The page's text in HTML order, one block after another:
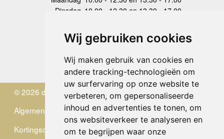
Wij gebruiken cookies
Wij maken gebruik van cookies en
andere tracking-technologieën om
uw surfervaring op onze website te
verbeteren, om gepersonaliseerde
inhoud en advertenties te tonen, om
ons websiteverkeer te analyseren en
om te begrijpen waar onze
Dinsdag 10.00 - 12.30 en 13.30 - 17.00
Donderdag
10.00 - 12.30 en 13.30 - 17.00
Vrijdag 10.00 - 12.30 en 13.30 - 17.00
Zaterdag
gesloten
Zondag gesloten
© 2026 de Zwerver
Algemene Voorwaarden
Kortingscode